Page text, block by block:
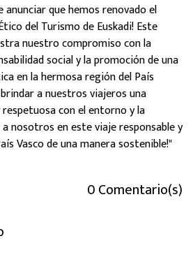
anunciar que hemos renovado el
del Turismo de Euskadi! Este
nuestro compromiso con la
social y la promoción de una
en la hermosa región del País
a nuestros viajeros una
con el entorno y la
a nosotros en este viaje responsable y
Vasco de una manera sostenible!"
0 Comentario(s)